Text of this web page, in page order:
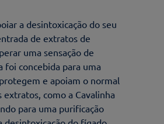
a desintoxicação do seu
de extratos de
uma sensação de
foi concebida para uma
e apoiam o normal
como a Cavalinha
para uma purificação